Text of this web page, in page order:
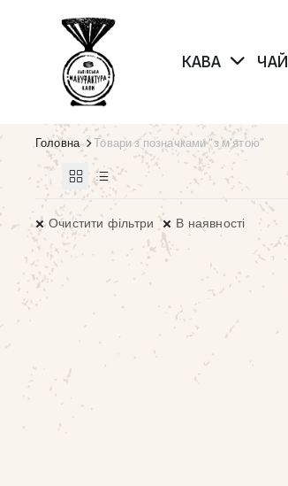
КАВА ЧАЙ
Головна Товари з позначками “з м'ятою”
Очистити фільтри В наявності